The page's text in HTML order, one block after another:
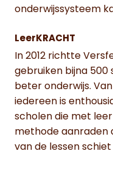
onderwijssysteem
LeerKRACHT
In 2012 richtte
gebruiken bijna 500
beter onderwijs.
iedereen is
scholen die met
methode aanraden
van de lessen schiet